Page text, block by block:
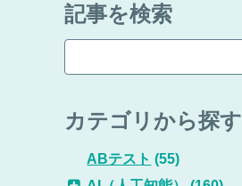
記事を検索
カテゴリから探す
ABテスト (55)